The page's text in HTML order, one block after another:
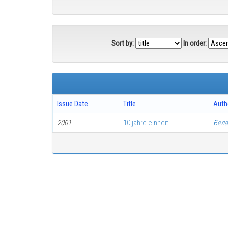
Sort by: In order:
Issue Date Title
2001 10 jahre einheit